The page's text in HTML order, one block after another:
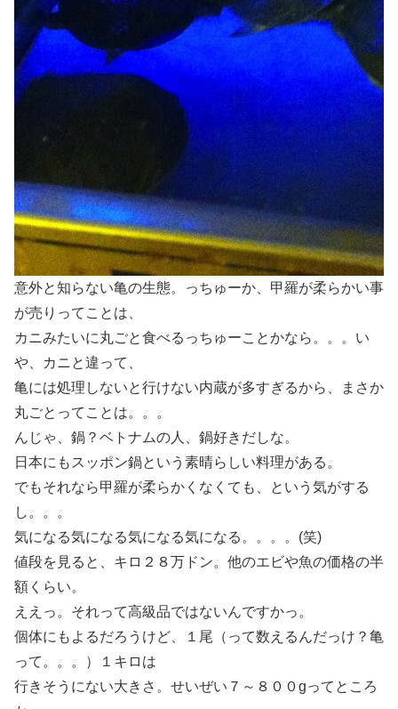
意外と知らない亀の生態。っちゅーか、甲羅が柔らかい事
が売りってことは、
カニみたいに丸ごと食べるっちゅーことかなら。。。い
や、カニと違って、
亀には処理しないと行けない内蔵が多すぎるから、まさか
丸ごとってことは。。。
んじゃ、鍋？ベトナムの人、鍋好きだしな。
日本にもスッポン鍋という素晴らしい料理がある。
でもそれなら甲羅が柔らかくなくても、という気がする
し。。。
気になる気になる気になる気になる。。。。(笑)
値段を見ると、キロ２８万ドン。他のエビや魚の価格の半
額くらい。
ええっ。それって高級品ではないんですかっ。
個体にもよるだろうけど、１尾（って数えるんだっけ？亀
って。。。）１キロは
行きそうにない大きさ。せいぜい７～８００gってところ